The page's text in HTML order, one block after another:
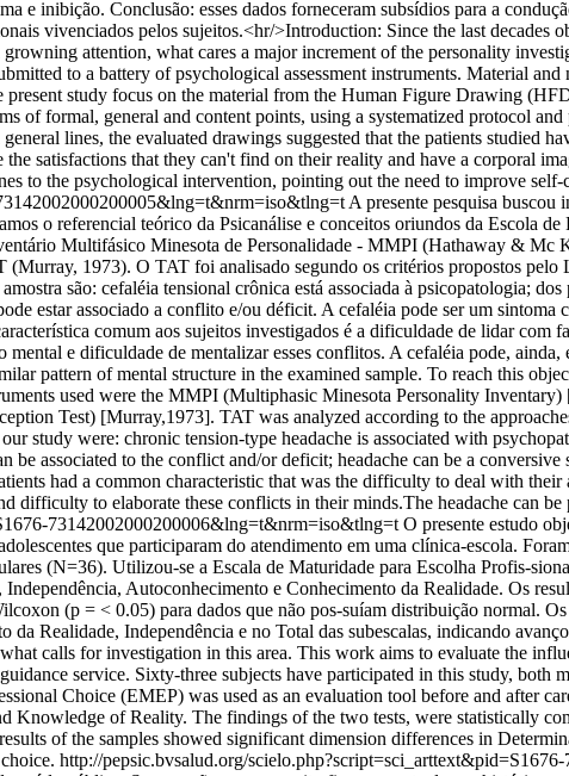
e inibição. Conclusão: esses dados forneceram subsídios para a
vivenciados pelos sujeitos.<hr/>Introduction: Since the last decades
attention, what cares a major increment of the personality
to a battery of psychological assessment instruments. Material
study focus on the material from the Human Figure Drawing
of formal, general and content points, using a systematized protocol
lines, the evaluated drawings suggested that the patients studied
satisfactions that they can't find on their reality and have a corporal
to the psychological intervention, pointing out the need to improve
A presente pesquisa buscou
o referencial teórico da Psicanálise e conceitos oriundos da Escola
Multifásico Minesota de Personalidade - MMPI (Hathaway &
1973). O TAT foi analisado segundo os critérios propostos
são: cefaléia tensional crônica está associada à psicopatologia; dos
estar associado a conflito e/ou déficit. A cefaléia pode ser um
comum aos sujeitos investigados é a dificuldade de lidar com
mental e dificuldade de mentalizar esses conflitos. A cefaléia pode,
pattern of mental structure in the examined sample. To reach this
used were the MMPI (Multiphasic Minesota Personality
Test) [Murray,1973]. TAT was analyzed according to the
study were: chronic tension-type headache is associated with
be associated to the conflict and/or deficit; headache can be a
had a common characteristic that was the difficulty to deal with their
difficulty to elaborate these conflicts in their minds.The headache can
73142002000200006&lng=t&nrm=iso&tlng=t O presente estudo
que participaram do atendimento em uma clínica-escola.
(N=36). Utilizou-se a Escala de Maturidade para Escolha Profis-
Autoconhecimento e Conhecimento da Realidade. Os
(p = < 0.05) para dados que não pos-suíam distribuição normal.
Realidade, Independência e no Total das subescalas, indicando
calls for investigation in this area. This work aims to evaluate the
service. Sixty-three subjects have participated in this study, both
Choice (EMEP) was used as an evaluation tool before and after
Knowledge of Reality. The findings of the two tests, were statistically
of the samples showed significant dimension differences in
http://pepsic.bvsalud.org/